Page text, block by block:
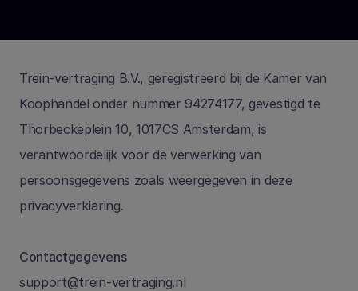
Trein-vertraging B.V., geregistreerd bij de Kamer van
Koophandel onder nummer 94274177, gevestigd te
Thorbeckeplein 10, 1017CS Amsterdam, is
verantwoordelijk voor de verwerking van
persoonsgegevens zoals weergegeven in deze
privacyverklaring.
Contactgegevens
support@trein-vertraging.nl